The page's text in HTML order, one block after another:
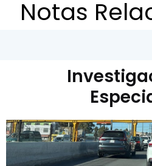
Notas